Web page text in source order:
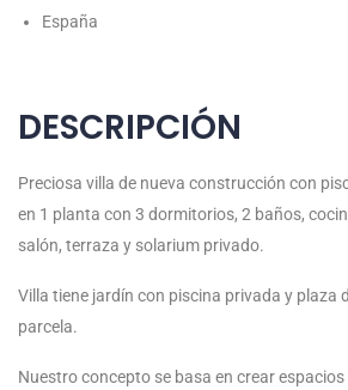
España
DESCRIPCIÓN
Preciosa villa de nueva construcción con
en 1 planta con 3 dormitorios, 2 baños,
salón, terraza y solarium privado.
Villa tiene jardín con piscina privada y plaza
parcela.
Nuestro concepto se basa en crear